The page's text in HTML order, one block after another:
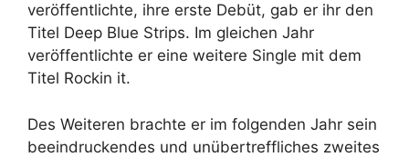
veröffentlichte, ihre erste Debüt, gab er ihr den
Titel Deep Blue Strips. Im gleichen Jahr
veröffentlichte er eine weitere Single mit dem
Titel Rockin it.
Des Weiteren brachte er im folgenden Jahr sein
beeindruckendes und unübertreffliches zweites